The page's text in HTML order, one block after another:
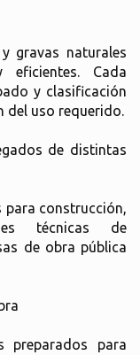
gravas naturales
eficientes. Cada
y clasificación
del uso requerido.
de distintas
para construcción,
técnicas de
de obra pública
preparados para